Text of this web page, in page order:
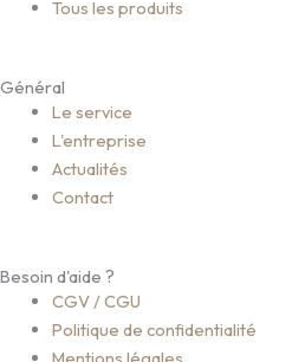
b
o
o
k
a
g
r
a
m
Tous les produits
Général
Le service
L'entreprise
Actualités
Contact
Besoin d'aide ?
CGV / CGU
Politique de confidentialité